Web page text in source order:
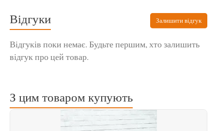
Відгуки Залишити відгук
Відгуків поки немає. Будьте першим, хто залишить
відгук про цей товар.
З цим товаром купують